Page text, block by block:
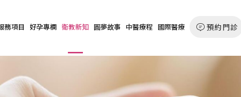
務項目 好孕專欄 衛教新知 圓夢故事 中醫療程 國際醫療 預約門診